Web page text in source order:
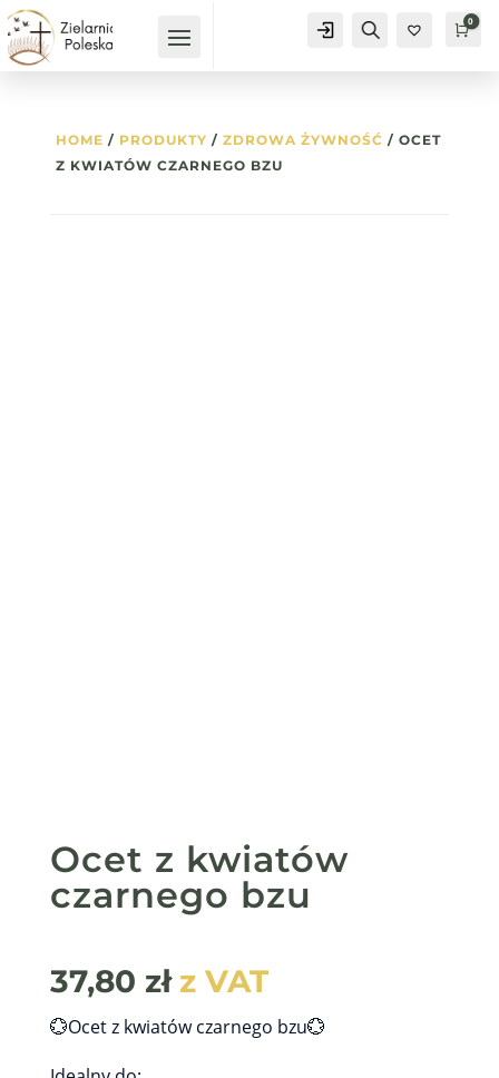
Konto Szukaj
0
HOME / PRODUKTY / ZDROWA ŻYWNOŚĆ / OCET
Z KWIATÓW CZARNEGO BZU
Ocet z kwiatów
czarnego bzu
37,80 zł z VAT
💮Ocet z kwiatów czarnego bzu💮